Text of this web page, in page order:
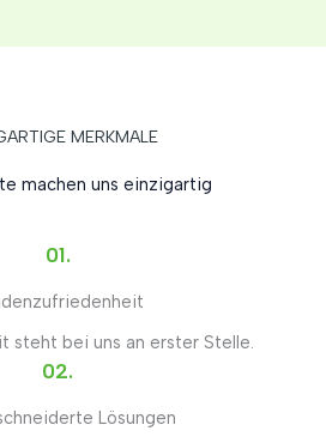
MERKMALE
machen uns einzigartig
01.
steht bei uns an erster Stelle.
02.
Lösungen